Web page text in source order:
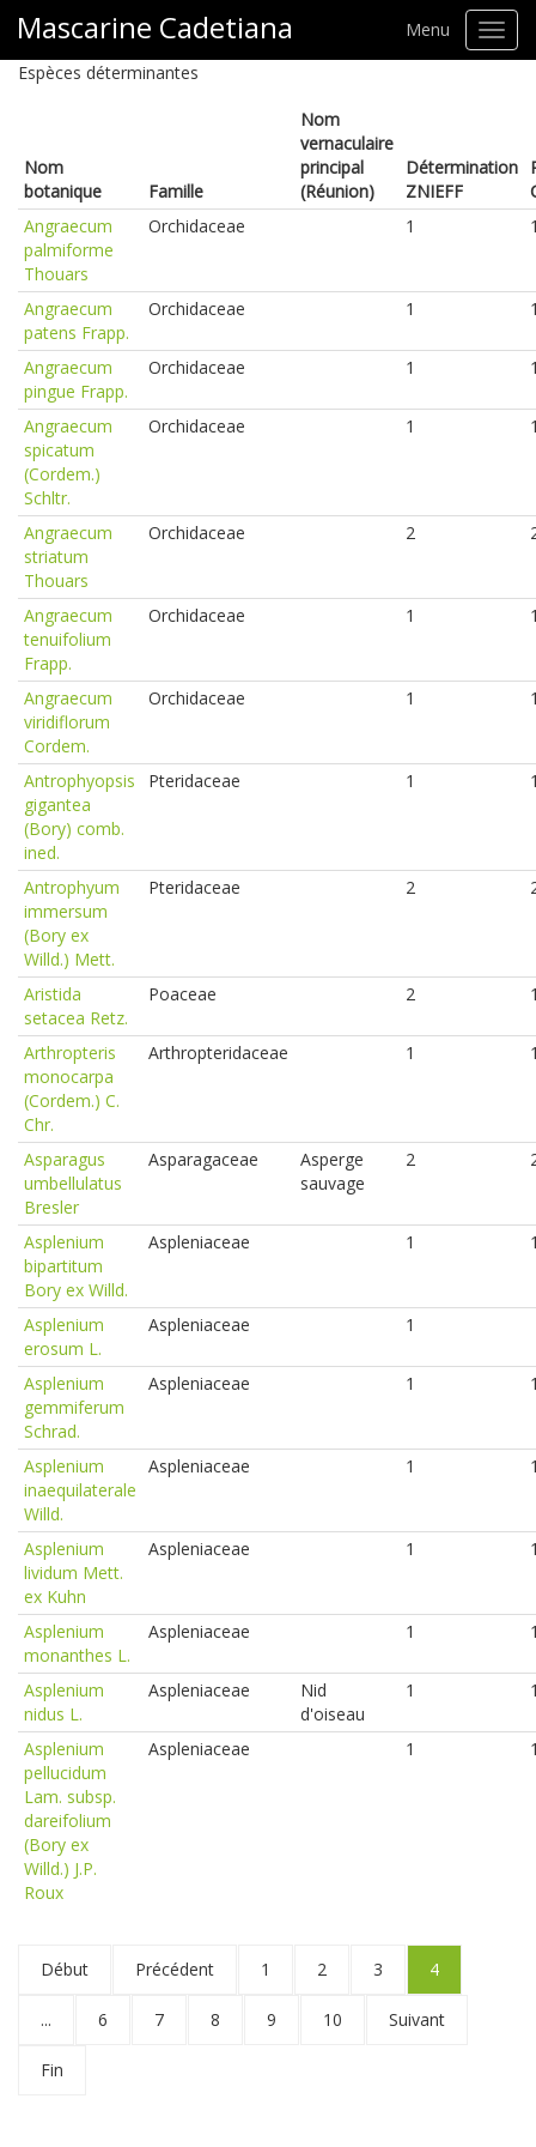
Mascarine Cadetiana Menu
Espèces déterminantes
Nom
botanique
Famille
Nom
vernaculaire
principal
(Réunion)
Détermination
ZNIEFF
Angraecum
palmiforme
Thouars
Orchidaceae 1
Angraecum
patens Frapp.
Orchidaceae 1
Angraecum
pingue Frapp.
Orchidaceae 1
Angraecum
spicatum
(Cordem.)
Schltr.
Orchidaceae 1
Angraecum
striatum
Thouars
Orchidaceae 2
Angraecum
tenuifolium
Frapp.
Orchidaceae 1
Angraecum
viridiflorum
Cordem.
Orchidaceae 1
Antrophyopsis
gigantea
(Bory) comb.
ined.
Pteridaceae 1
Antrophyum
immersum
(Bory ex
Willd.) Mett.
Pteridaceae 2
Aristida
setacea Retz.
Poaceae 2
Arthropteris
monocarpa
(Cordem.) C.
Chr.
Arthropteridaceae 1
Asparagus
umbellulatus
Bresler
Asparagaceae
Asperge
sauvage
2
Asplenium
bipartitum
Bory ex Willd.
Aspleniaceae 1
Asplenium
erosum L.
Aspleniaceae 1
Asplenium
gemmiferum
Schrad.
Aspleniaceae 1
Asplenium
inaequilaterale
Willd.
Aspleniaceae 1
Asplenium
lividum Mett.
ex Kuhn
Aspleniaceae 1
Asplenium
monanthes L.
Aspleniaceae 1
Asplenium
nidus L.
Aspleniaceae
Nid
d'oiseau
1
Asplenium
pellucidum
Lam. subsp.
dareifolium
(Bory ex
Willd.) J.P.
Roux
Aspleniaceae 1
Début Précédent 1 2 3 4
... 6 7 8 9 10 Suivant
Fin